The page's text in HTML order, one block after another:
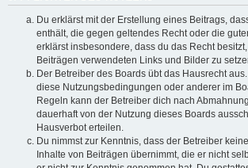
Du erklärst mit der Erstellung eines Beitrags,
enthält, die gegen geltendes Recht oder die
erklärst insbesondere, dass du das Recht
Beiträgen verwendeten Links und Bilder zu
Der Betreiber des Boards übt das Hausrecht
diese Nutzungsbedingungen oder anderer im
Regeln kann der Betreiber dich nach
dauerhaft von der Nutzung dieses Boards
Hausverbot erteilen.
Du nimmst zur Kenntnis, dass der Betreiber
Inhalte von Beiträgen übernimmt, die er nicht